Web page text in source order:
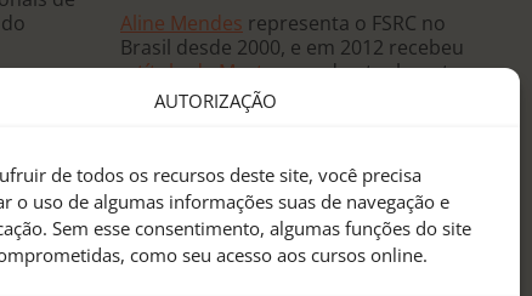
AUTORIZAÇÃO
de todos os recursos deste site, você precisa
o uso de algumas informações suas de navegação e
Sem esse consentimento, algumas funções do site
como seu acesso aos cursos online.
de
Aline Mendes representa o FSRC no
Brasil desde 2000, e em 2012 recebeu
otítulo de Mestre, sendo atualmente
a únicaMentora Oficial
língua portuguesa.